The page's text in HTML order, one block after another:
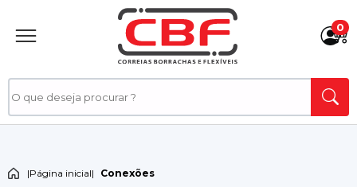
0
|Página inicial| Conexões